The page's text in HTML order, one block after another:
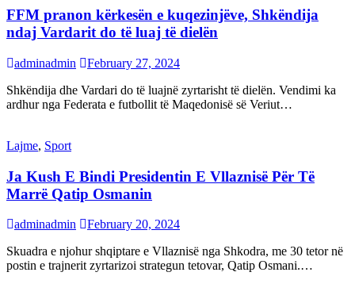
FFM pranon kërkesën e kuqezinjëve, Shkëndija
ndaj Vardarit do të luaj të dielën
adminadmin
February 27, 2024
Shkëndija dhe Vardari do të luajnë zyrtarisht të dielën. Vendimi ka
ardhur nga Federata e futbollit të Maqedonisë së Veriut…
Lajme, Sport
Ja Kush E Bindi Presidentin E Vllaznisë Për Të
Marrë Qatip Osmanin
adminadmin
February 20, 2024
Skuadra e njohur shqiptare e Vllaznisë nga Shkodra, me 30 tetor në
postin e trajnerit zyrtarizoi strategun tetovar, Qatip Osmani.…